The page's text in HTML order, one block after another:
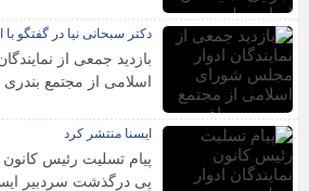
دکتر سبحانی نیا در گفتگو با
بازدید جمعی از
اسلامی از مجتمع
ایسنا منتشر کرد
پیام تسلیت رئیس کانون
پی درگذشت سردبیر